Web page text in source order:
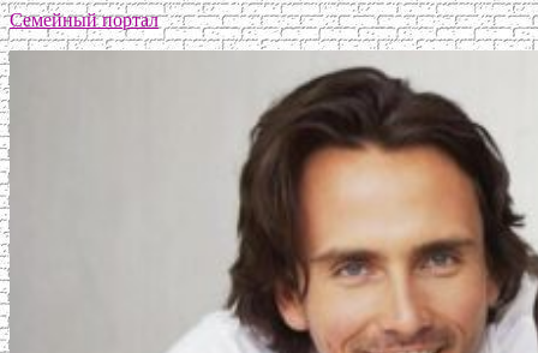
Семейный портал